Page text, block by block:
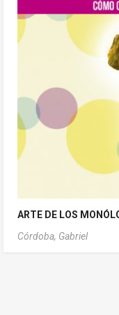
ARTE DE LOS
Córdoba, Gabriel